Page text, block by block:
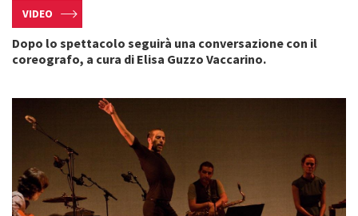
VIDEO
Dopo lo spettacolo seguirà una conversazione con il
coreografo, a cura di Elisa Guzzo Vaccarino.